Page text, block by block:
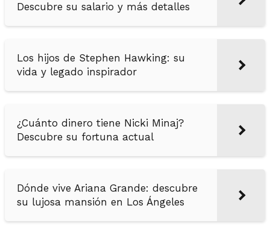
Descubre su salario y más detalles
Los hijos de Stephen Hawking: su
vida y legado inspirador
¿Cuánto dinero tiene Nicki Minaj?
Descubre su fortuna actual
Dónde vive Ariana Grande: descubre
su lujosa mansión en Los Ángeles